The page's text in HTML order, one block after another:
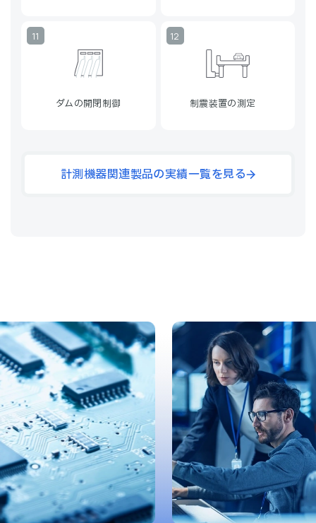
ダムの開閉制御 制震装置の測定
計測機器関連製品の実績一覧を見る